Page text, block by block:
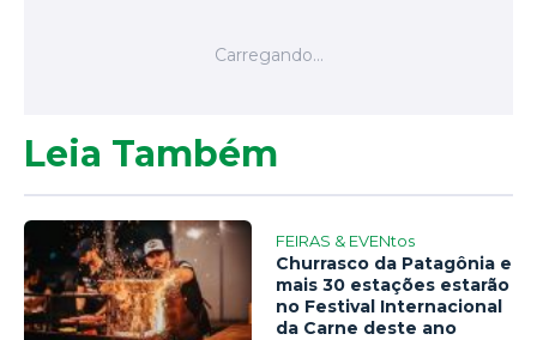
Leia Também
FEIRAS & EVENtos
Churrasco da Patagônia e
mais 30 estações estarão
no Festival Internacional
da Carne deste ano